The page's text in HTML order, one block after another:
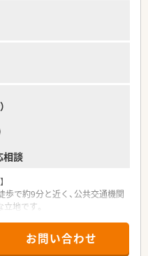
しております。
相談
で約9分と近く、公共交通機関
地です。
が可能です。
員3名の体制であり、増員での
お問い合わせ